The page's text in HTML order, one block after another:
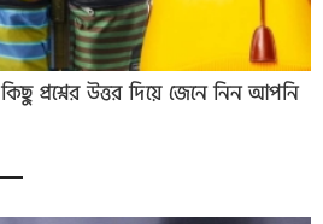
প্রশ্নের উত্তর দিয়ে জেনে নিন আপনি